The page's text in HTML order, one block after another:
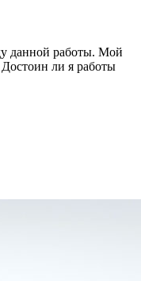
данной работы. Мой
ли я работы